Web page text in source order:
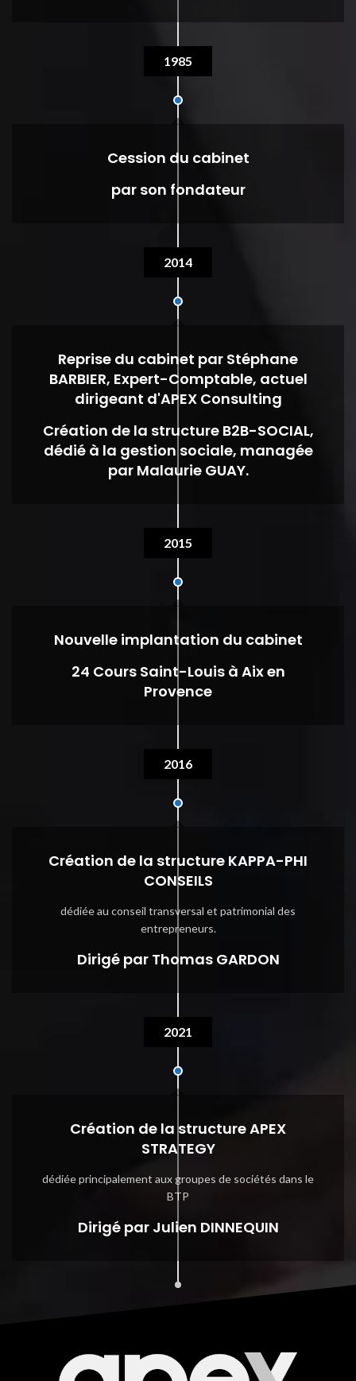
1985
Cession du cabinet
par son fondateur
2014
Reprise du cabinet par Stéphane
BARBIER, Expert-Comptable, actuel
dirigeant d'APEX Consulting
Création de la structure B2B-SOCIAL,
dédié à la gestion sociale, managée
par Malaurie GUAY.
2015
Nouvelle implantation du cabinet
24 Cours Saint-Louis à Aix en
Provence
2016
Création de la structure KAPPA-PHI
CONSEILS
dédiée au conseil transversal et patrimonial des
entrepreneurs.
Dirigé par Thomas GARDON
2021
Création de la structure APEX
STRATEGY
dédiée principalement aux groupes de sociétés dans le
BTP
Dirigé par Julien DINNEQUIN